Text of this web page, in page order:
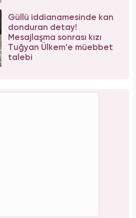
Güllü iddianamesinde kan
donduran detay!
Mesajlaşma sonrası kızı
Tuğyan Ülkem'e müebbet
talebi